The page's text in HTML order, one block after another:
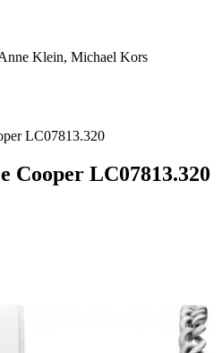
Klein, Michael Kors
LC07813.320
Cooper LC07813.320